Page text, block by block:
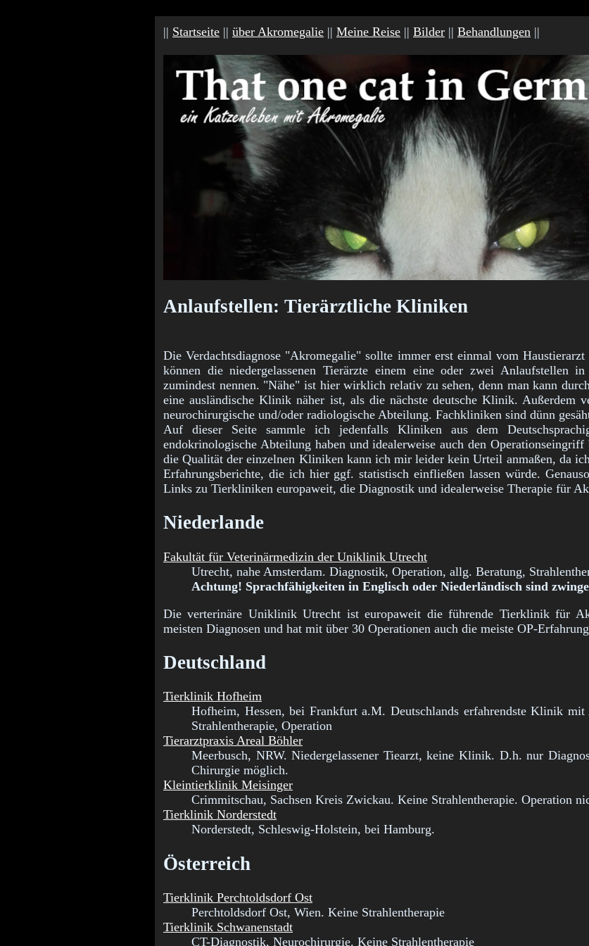
|| Startseite || über Akromegalie || Meine Reise || Bilder || Behandlungen ||
Anlaufstellen: Tierärztliche Kliniken
Die Verdachtsdiagnose "Akromegalie" sollte immer erst einmal vom
können die niedergelassenen Tierärzte einem eine oder zwei Anlaufstellen
zumindest nennen. "Nähe" ist hier wirklich relativ zu sehen, denn man kann
eine ausländische Klinik näher ist, als die nächste deutsche Klinik. Außerdem
neurochirurgische und/oder radiologische Abteilung. Fachkliniken sind dünn
Auf dieser Seite sammle ich jedenfalls Kliniken aus dem
endokrinologische Abteilung haben und idealerweise auch den
die Qualität der einzelnen Kliniken kann ich mir leider kein Urteil anmaßen, da
Erfahrungsberichte, die ich hier ggf. statistisch einfließen lassen würde.
Links zu Tierkliniken europaweit, die Diagnostik und idealerweise Therapie für
Niederlande
Fakultät für Veterinärmedizin der Uniklinik Utrecht
Utrecht, nahe Amsterdam. Diagnostik, Operation, allg. Beratung,
Achtung! Sprachfähigkeiten in Englisch oder Niederländisch sind
Die verterinäre Uniklinik Utrecht ist europaweit die führende Tierklinik für
meisten Diagnosen und hat mit über 30 Operationen auch die meiste OP-
Deutschland
Tierklinik Hofheim
Hofheim, Hessen, bei Frankfurt a.M. Deutschlands erfahrendste Klinik
Strahlentherapie, Operation
Tierarztpraxis Areal Böhler
Meerbusch, NRW. Niedergelassener Tiearzt, keine Klinik. D.h. nur
Chirurgie möglich.
Kleintierklinik Meisinger
Crimmitschau, Sachsen Kreis Zwickau. Keine Strahlentherapie. Operation
Tierklinik Norderstedt
Norderstedt, Schleswig-Holstein, bei Hamburg.
Österreich
Tierklinik Perchtoldsdorf Ost
Perchtoldsdorf Ost, Wien. Keine Strahlentherapie
Tierklinik Schwanenstadt
CT-Diagnostik, Neurochirurgie. Keine Strahlentherapie